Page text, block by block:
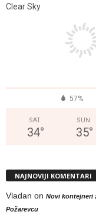
Clear Sky
57%
SAT
34°
SUN
35°
NAJNOVIJI KOMENTARI
Vladan on Novi kontejneri
Požarevcu